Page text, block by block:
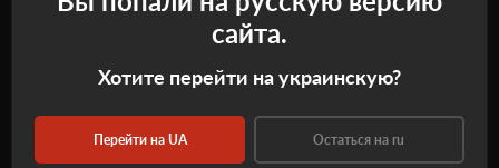
Самовывоз
сайта.
Хотите перейти на украинскую?
Перейти на UA Остаться на ru